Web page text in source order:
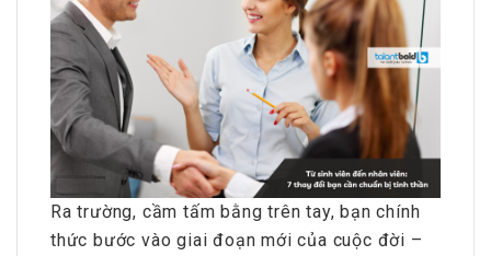
Ra trường, cầm tấm bằng trên tay, bạn chính
thức bước vào giai đoạn mới của cuộc đời –